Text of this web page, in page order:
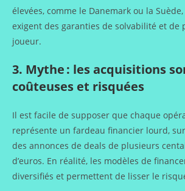
élevées, comme le Danemark ou la
exigent des garanties de solvabilité et de
joueur.
3. Mythe : les acquisitions
coûteuses et risquées
Il est facile de supposer que chaque
représente un fardeau financier lourd,
des annonces de deals de plusieurs
d’euros. En réalité, les modèles de
diversifiés et permettent de lisser le